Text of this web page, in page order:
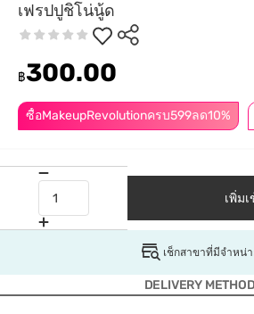
เฟรปปูชิโน่นู้ด
ซื้อMakeupRevolutionครบ599ลด10%
฿300.00
เพิ่ม
เช็กสาขาที่มีจำหน่า
DELIVERY METHOD